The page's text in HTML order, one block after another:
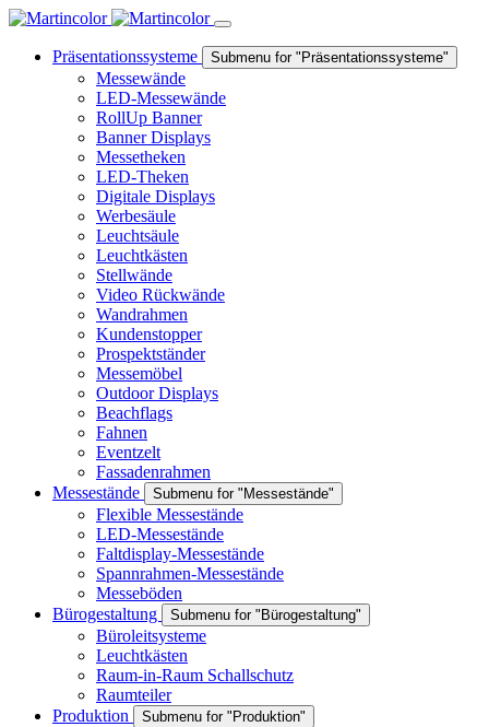
Präsentationssysteme Submenu for "Präsentationssysteme"
Messewände
LED-Messewände
RollUp Banner
Banner Displays
Messetheken
LED-Theken
Digitale Displays
Werbesäule
Leuchtsäule
Leuchtkästen
Stellwände
Video Rückwände
Wandrahmen
Kundenstopper
Prospektständer
Messemöbel
Outdoor Displays
Beachflags
Fahnen
Eventzelt
Fassadenrahmen
Messestände
Submenu for "Messestände"
Flexible Messestände
LED-Messestände
Faltdisplay-Messestände
Spannrahmen-Messestände
Messeböden
Bürogestaltung
Submenu for "Bürogestaltung"
Büroleitsysteme
Leuchtkästen
Raum-in-Raum Schallschutz
Raumteiler
Produktion
Submenu for "Produktion"